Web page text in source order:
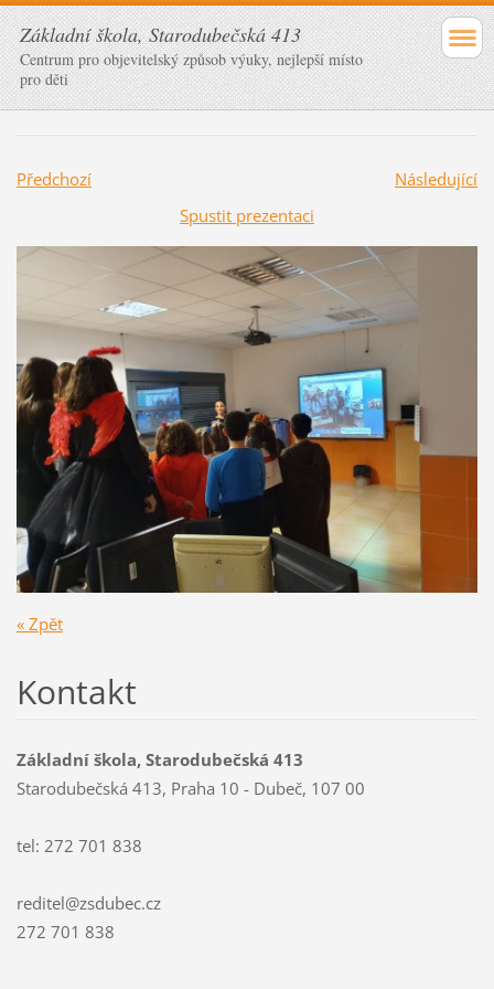
Základní škola, Starodubečská 413
Centrum pro objevitelský způsob výuky, nejlepší místo
pro děti
Předchozí
Následující
Spustit prezentaci
« Zpět
Kontakt
Základní škola, Starodubečská 413
Starodubečská 413, Praha 10 - Dubeč, 107 00
tel: 272 701 838
reditel@zsdubec.cz
272 701 838